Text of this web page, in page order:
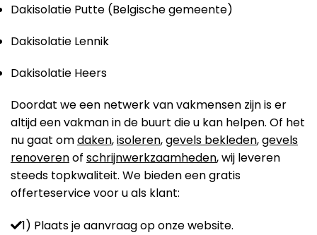
Dakisolatie Putte (Belgische gemeente)
Dakisolatie Lennik
Dakisolatie Heers
Doordat we een netwerk van vakmensen zijn is er
altijd een vakman in de buurt die u kan helpen. Of het
nu gaat omdaken,isoleren,gevels bekleden,gevels
renoverenof schrijnwerkzaamheden, wij leveren
steeds topkwaliteit. We bieden een gratis
offerteservice voor u als klant:
1) Plaats je aanvraag op onze website.